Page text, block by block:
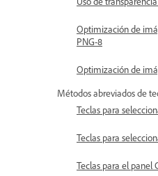
Optimización de
PNG-8
Optimización de
Métodos abreviados de
Teclas para
Teclas para
Teclas para el panel